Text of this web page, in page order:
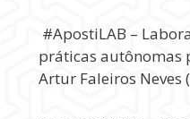
#ApostiLAB –
práticas autônomas
Artur Faleiros Neves